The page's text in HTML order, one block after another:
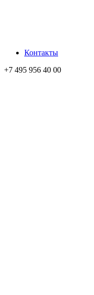
Контакты
+7 495 956 40 00